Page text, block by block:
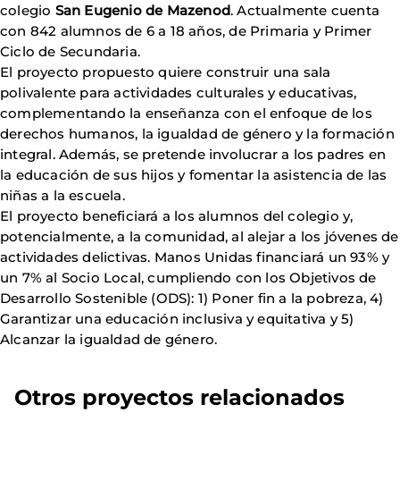
colegio San Eugenio de Mazenod. Actualmente cuenta
con 842 alumnos de 6 a 18 años, de Primaria y Primer
Ciclo de Secundaria.
El proyecto propuesto quiere construir una sala
polivalente para actividades culturales y educativas,
complementando la enseñanza con el enfoque de los
derechos humanos, la igualdad de género y la formación
integral. Además, se pretende involucrar a los padres en
la educación de sus hijos y fomentar la asistencia de las
niñas a la escuela.
El proyecto beneficiará a los alumnos del colegio y,
potencialmente, a la comunidad, al alejar a los jóvenes de
actividades delictivas. Manos Unidas financiará un 93% y
un 7% al Socio Local, cumpliendo con los Objetivos de
Desarrollo Sostenible (ODS): 1) Poner fin a la pobreza, 4)
Garantizar una educación inclusiva y equitativa y 5)
Alcanzar la igualdad de género.
Otros proyectos relacionados